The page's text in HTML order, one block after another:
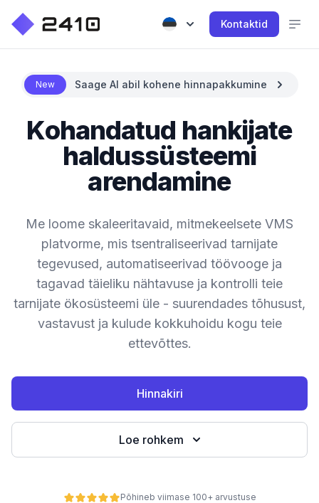
Kontaktid
New Saage AI abil kohene hinnapakkumine
Kohandatud hankijate
haldussüsteemi
arendamine
Me loome skaleeritavaid, mitmekeelsete VMS
platvorme, mis tsentraliseerivad tarnijate
tegevused, automatiseerivad töövooge ja
tagavad täieliku nähtavuse ja kontrolli teie
tarnijate ökosüsteemi üle - suurendades tõhusust,
vastavust ja kulude kokkuhoidu kogu teie
ettevõttes.
Hinnakiri
Loe rohkem
Põhineb viimase 100+ arvustuse